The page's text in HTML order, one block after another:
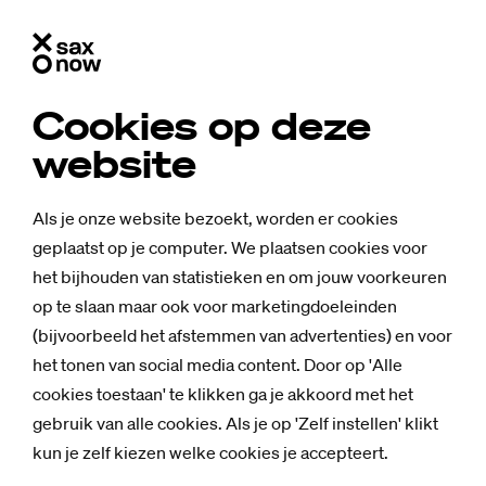
Cookies op deze
website
Als je onze website bezoekt, worden er cookies
geplaatst op je computer. We plaatsen cookies voor
het bijhouden van statistieken en om jouw voorkeuren
op te slaan maar ook voor marketingdoeleinden
(bijvoorbeeld het afstemmen van advertenties) en voor
het tonen van social media content. Door op 'Alle
cookies toestaan' te klikken ga je akkoord met het
gebruik van alle cookies. Als je op 'Zelf instellen' klikt
kun je zelf kiezen welke cookies je accepteert.